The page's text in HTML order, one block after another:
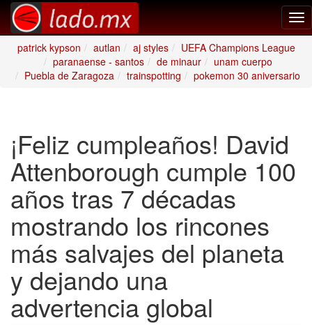
patrick kypson
autlan aj styles
UEFA Champions League
paranaense - santos
de minaur
unam cuerpo
Puebla de Zaragoza
trainspotting pokemon 30 aniversario
¡Feliz cumpleaños! David
Attenborough cumple 100
años tras 7 décadas
mostrando los rincones
más salvajes del planeta
y dejando una
advertencia global